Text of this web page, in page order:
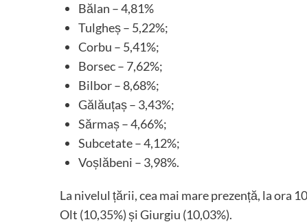
Bălan – 4,81%
Tulgheș – 5,22%;
Corbu – 5,41%;
Borsec – 7,62%;
Bilbor – 8,68%;
Gălăuțaș – 3,43%;
Sărmaș – 4,66%;
Subcetate – 4,12%;
Voșlăbeni – 3,98%.
La nivelul țării, cea mai mare prezență, la ora
Olt (10,35%) și Giurgiu (10,03%).